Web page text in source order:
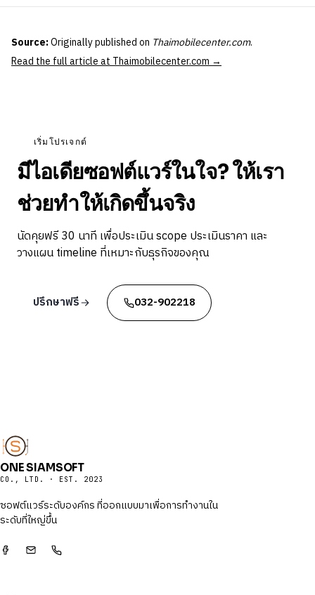
Source:Originally published on Thaimobilecenter.com.
Read the full article at Thaimobilecenter.com →
เริ่มโปรเจกต์
มีไอเดียซอฟต์แวร์ในใจ? ให้เรา
ช่วยทำให้เกิดขึ้นจริง
นัดคุยฟรี 30 นาที เพื่อประเมิน scope ประเมินราคา และ
วางแผน timeline ที่เหมาะกับธุรกิจของคุณ
ปรึกษาฟรี 032-902218
ONE SIAMSOFT
CO., LTD. · EST. 2023
ซอฟต์แวร์ระดับองค์กร ที่ออกแบบมาเพื่อการทำงานใน
ระดับที่ใหญ่ขึ้น